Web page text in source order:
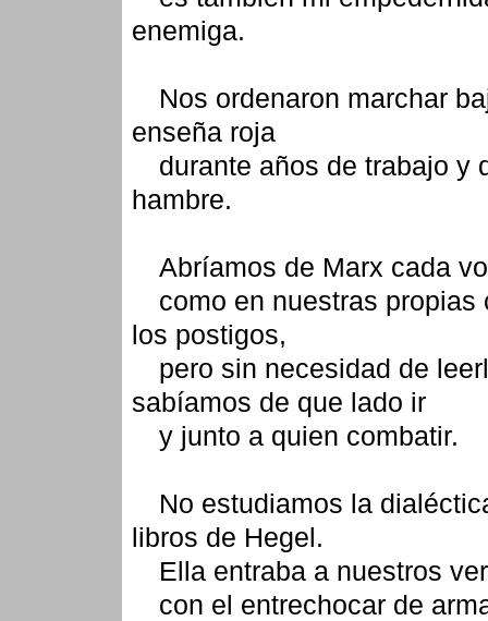
enemiga.
Nos ordenaron marchar
enseña roja
durante años de trabajo y
hambre.
Abríamos de Marx cada
como en nuestras propias
los postigos,
pero sin necesidad de
sabíamos de que lado ir
y junto a quien combatir.
No estudiamos la
libros de Hegel.
Ella entraba a nuestros
con el entrechocar de